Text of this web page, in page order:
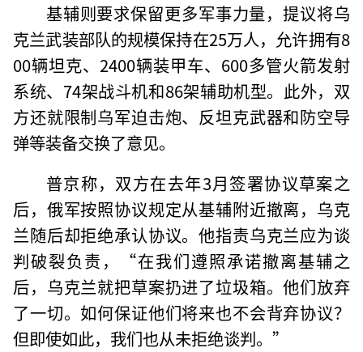
基辅则要求保留更多军事力量，提议将乌
克兰武装部队的规模保持在25万人，允许拥有8
00辆坦克、2400辆装甲车、600多管火箭发射
系统、74架战斗机和86架辅助机型。此外，双
方还就限制乌军迫击炮、反坦克武器和防空导
弹等装备交换了意见。
普京称，双方在去年3月签署协议草案之
后，俄军按照协议规定从基辅附近撤离，乌克
兰随后却拒绝承认协议。他指责乌克兰应为谈
判破裂负责，“在我们遵照承诺撤离基辅之
后，乌克兰就把草案扔进了垃圾箱。他们放弃
了一切。如何保证他们将来也不会背弃协议？
但即使如此，我们也从未拒绝谈判。”